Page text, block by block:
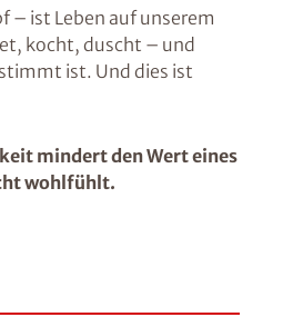
– ist Leben auf unserem
kocht, duscht – und
ist. Und dies ist
mindert den Wert eines
wohlfühlt.